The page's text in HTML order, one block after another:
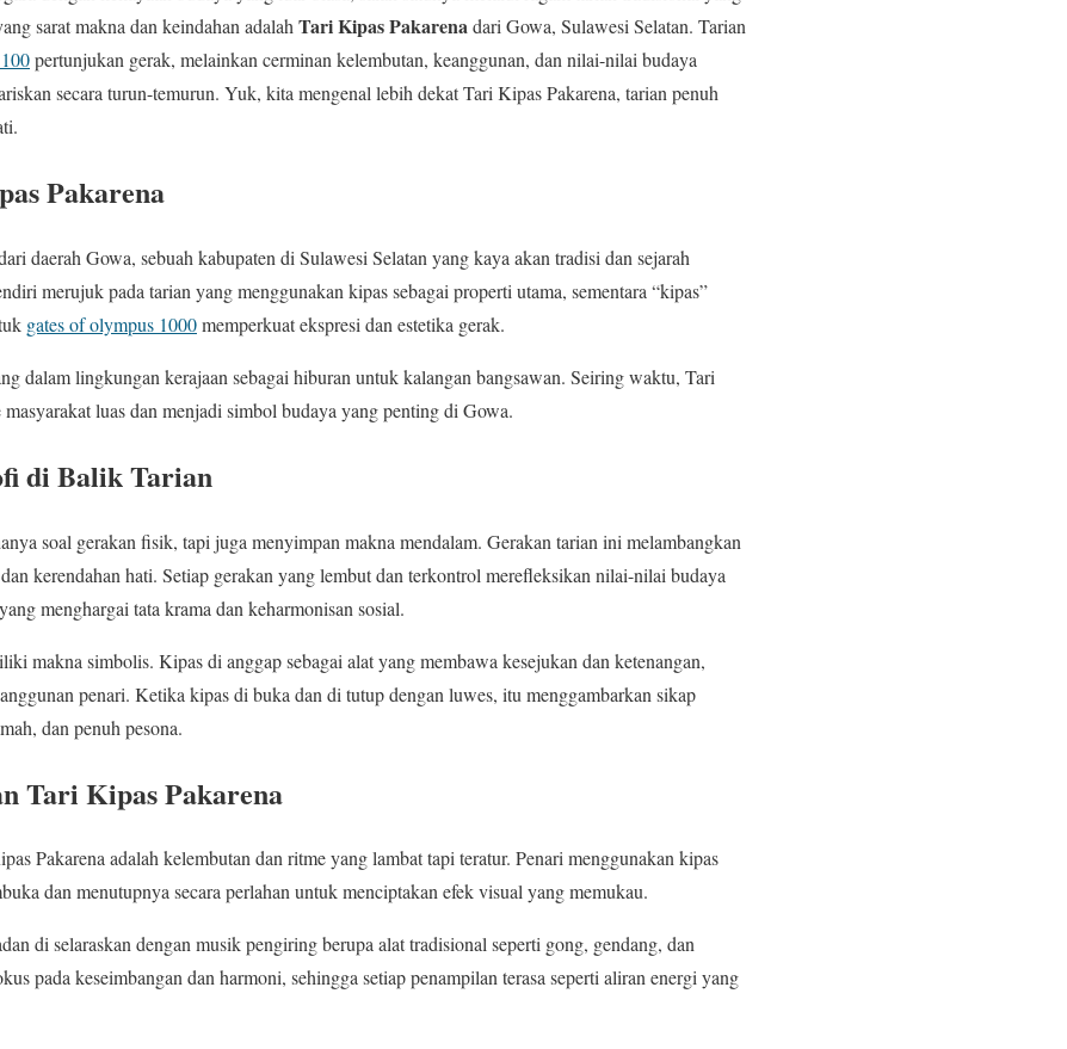
sarat makna dan keindahan adalah Tari Kipas Pakarenadari Gowa, Sulawesi Selatan. Tarian
pertunjukan gerak, melainkan cerminan kelembutan, keanggunan, dan nilai-nilai budaya
secara turun-temurun. Yuk, kita mengenal lebih dekat Tari Kipas Pakarena, tarian penuh
Pakarena
daerah Gowa, sebuah kabupaten di Sulawesi Selatan yang kaya akan tradisi dan sejarah
merujuk pada tarian yang menggunakan kipas sebagai properti utama, sementara “kipas”
gates of olympus 1000memperkuat ekspresi dan estetika gerak.
dalam lingkungan kerajaan sebagai hiburan untuk kalangan bangsawan. Seiring waktu, Tari
luas dan menjadi simbol budaya yang penting di Gowa.
di Balik Tarian
soal gerakan fisik, tapi juga menyimpan makna mendalam. Gerakan tarian ini melambangkan
kerendahan hati. Setiap gerakan yang lembut dan terkontrol merefleksikan nilai-nilai budaya
menghargai tata krama dan keharmonisan sosial.
makna simbolis. Kipas di anggap sebagai alat yang membawa kesejukan dan ketenangan,
penari. Ketika kipas di buka dan di tutup dengan luwes, itu menggambarkan sikap
dan penuh pesona.
Tari Kipas Pakarena
Pakarena adalah kelembutan dan ritme yang lambat tapi teratur. Penari menggunakan kipas
dan menutupnya secara perlahan untuk menciptakan efek visual yang memukau.
di selaraskan dengan musik pengiring berupa alat tradisional seperti gong, gendang, dan
pada keseimbangan dan harmoni, sehingga setiap penampilan terasa seperti aliran energi yang